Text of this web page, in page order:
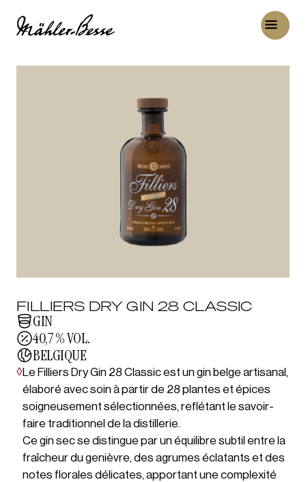
FILLIERS DRY GIN 28 CLASSIC
GIN
40,7 % VOL.
BELGIQUE
◊Le Filliers Dry Gin 28 Classic est un gin belge artisanal,
élaboré avec soin à partir de 28 plantes et épices
soigneusement sélectionnées, reflétant le savoir-
faire traditionnel de la distillerie.
Ce gin sec se distingue par un équilibre subtil entre la
fraîcheur du genièvre, des agrumes éclatants et des
notes florales délicates, apportant une complexité